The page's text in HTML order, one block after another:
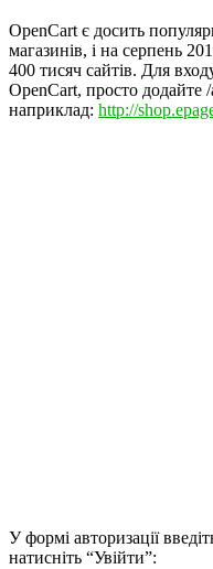
OpenCart є досить
магазинів, і на серпень
400 тисяч сайтів. Для
OpenCart, просто додайте
наприклад: http://
У формі авторизації
натисніть “Увійти”: